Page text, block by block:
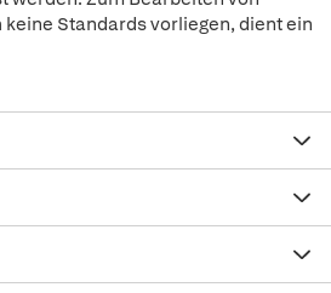
Standards vorliegen, dient ein